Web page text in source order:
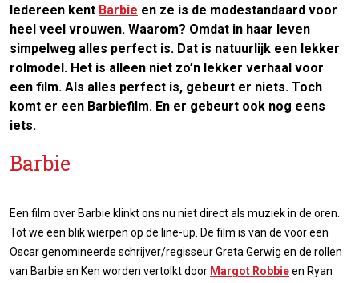
Iedereen kent Barbie en ze is de modestandaard voor
heel veel vrouwen. Waarom? Omdat in haar leven
simpelweg alles perfect is. Dat is natuurlijk een lekker
rolmodel. Het is alleen niet zo’n lekker verhaal voor
een film. Als alles perfect is, gebeurt er niets. Toch
komt er een Barbiefilm. En er gebeurt ook nog eens
iets.
Barbie
Een film over Barbie klinkt ons nu niet direct als muziek in de oren.
Tot we een blik wierpen op de line-up. De film is van de voor een
Oscar genomineerde schrijver/regisseur Greta Gerwig en de rollen
van Barbie en Ken worden vertolkt door Margot Robbieen Ryan